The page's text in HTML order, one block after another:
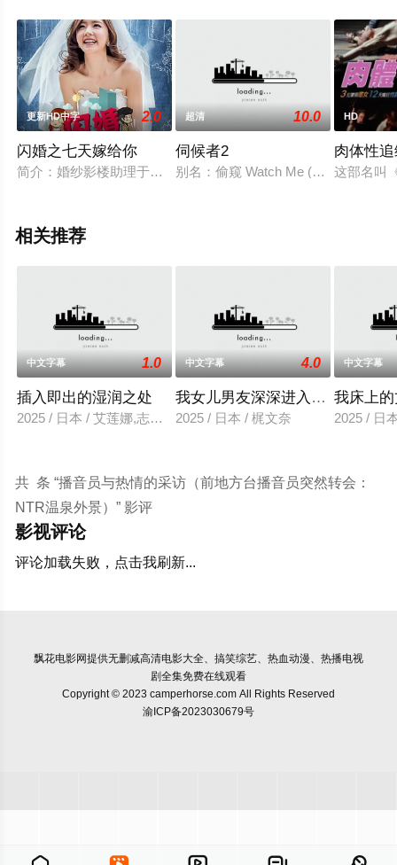
更新HD中字 2.0
闪婚之七天嫁给你
简介：婚纱影楼助理于跳跳是一位怀揣明星梦的妙龄少女，与
超清 10.0
伺候者2
别名：偷窥 Watch Me (1995) ，陷
HD
肉体性
这部名叫
相关推荐
中文字幕 1.0
插入即出的湿润之处
2025 / 日本 / 艾莲娜,志美健
中文字幕 4.0
我女儿男友深深进入我的身体
2025 / 日本 / 梶文奈
中文字幕
我床上
2025 / 日
共 条 “播音员与热情的采访（前地方台播音员突然转会：
NTR温泉外景）” 影评
影视评论
评论加载失败，点击我刷新...
飘花电影网提供无删减高清电影大全、搞笑综艺、热血动漫、热播电视
剧全集免费在线观看
Copyright © 2023 camperhorse.com All Rights Reserved
渝ICP备2023030679号